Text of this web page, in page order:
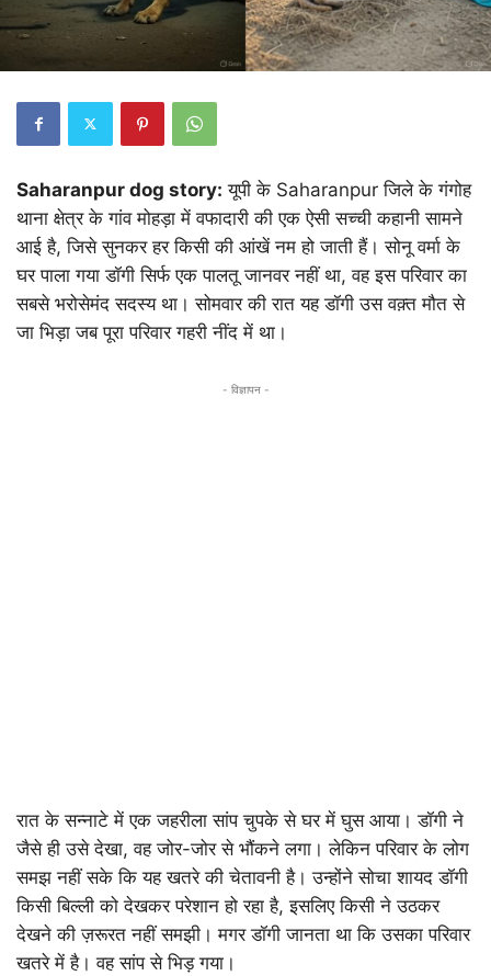
Saharanpur dog story: यूपी के Saharanpur जिले के गंगोह
थाना क्षेत्र के गांव मोहड़ा में वफादारी की एक ऐसी सच्ची कहानी सामने
आई है, जिसे सुनकर हर किसी की आंखें नम हो जाती हैं। सोनू वर्मा के
घर पाला गया डॉगी सिर्फ एक पालतू जानवर नहीं था, वह इस परिवार का
सबसे भरोसेमंद सदस्य था। सोमवार की रात यह डॉगी उस वक़्त मौत से
जा भिड़ा जब पूरा परिवार गहरी नींद में था।
- विज्ञापन -
रात के सन्नाटे में एक जहरीला सांप चुपके से घर में घुस आया। डॉगी ने
जैसे ही उसे देखा, वह जोर-जोर से भौंकने लगा। लेकिन परिवार के लोग
समझ नहीं सके कि यह खतरे की चेतावनी है। उन्होंने सोचा शायद डॉगी
किसी बिल्ली को देखकर परेशान हो रहा है, इसलिए किसी ने उठकर
देखने की ज़रूरत नहीं समझी। मगर डॉगी जानता था कि उसका परिवार
खतरे में है। वह सांप से भिड़ गया।